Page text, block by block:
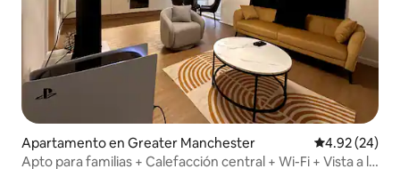
Apartamento en Greater Manchester Calificación
4.92 (24)
Apto para familias + Calefacción central + Wi-Fi + Vista a la